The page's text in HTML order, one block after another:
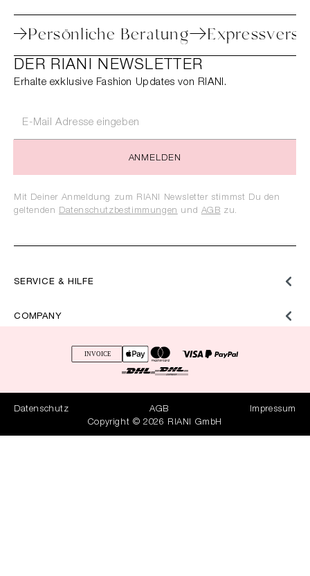
Persönliche Beratung
SERVICE & HILFE
COMPANY
DER RIANI NEWSLETTER
Erhalte exklusive Fashion Updates von RIANI.
ANMELDEN
Mit Deiner Anmeldung zum RIANI Newsletter stimmst Du den
geltenden Datenschutzbestimmungen und AGB zu.
Datenschutz AGB
Impressum
Copyright © 2026 RIANI GmbH